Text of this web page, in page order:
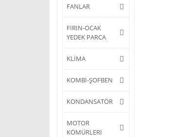
FANLAR
FIRIN-OCAK
YEDEK PARCA
KLİMA
KOMBİ-ŞOFBEN
KONDANSATÖR
MOTOR
KÖMÜRLERİ